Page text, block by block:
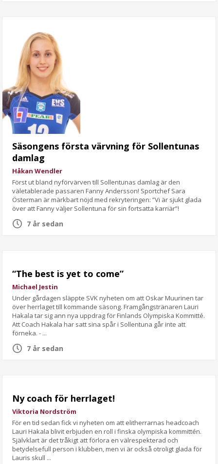
Säsongens första värvning för Sollentunas
damlag
Håkan Wendler
Först ut bland nyförvärven till Sollentunas damlag är den
väletablerade passaren Fanny Andersson! Sportchef Sara
Österman är märkbart nöjd med rekryteringen: ”Vi är sjukt glada
över att Fanny väljer Sollentuna för sin fortsatta karriär”!
7 år sedan
“The best is yet to come”
Michael Jestin
Under gårdagen släppte SVK nyheten om att Oskar Muurinen tar
över herrlaget till kommande säsong. Framgångstränaren Lauri
Hakala tar sig ann nya uppdrag för Finlands Olympiska Kommitté.
Att Coach Hakala har satt sina spår i Sollentuna går inte att
förneka. - ...
7 år sedan
Ny coach för herrlaget!
Viktoria Nordström
För en tid sedan fick vi nyheten om att elitherrarnas headcoach
Lauri Hakala blivit erbjuden en roll i finska olympiska kommittén.
Självklart är det tråkigt att förlora en välrespekterad och
betydelsefull person i klubben, men vi är också otroligt glada för
Lauris skull ...